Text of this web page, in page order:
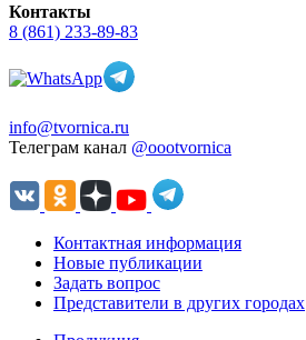
Контакты
8 (861) 233-89-83
info@tvornica.ru
Телеграм канал @oootvornica
Контактная информация
Новые публикации
Задать вопрос
Представители в других городах